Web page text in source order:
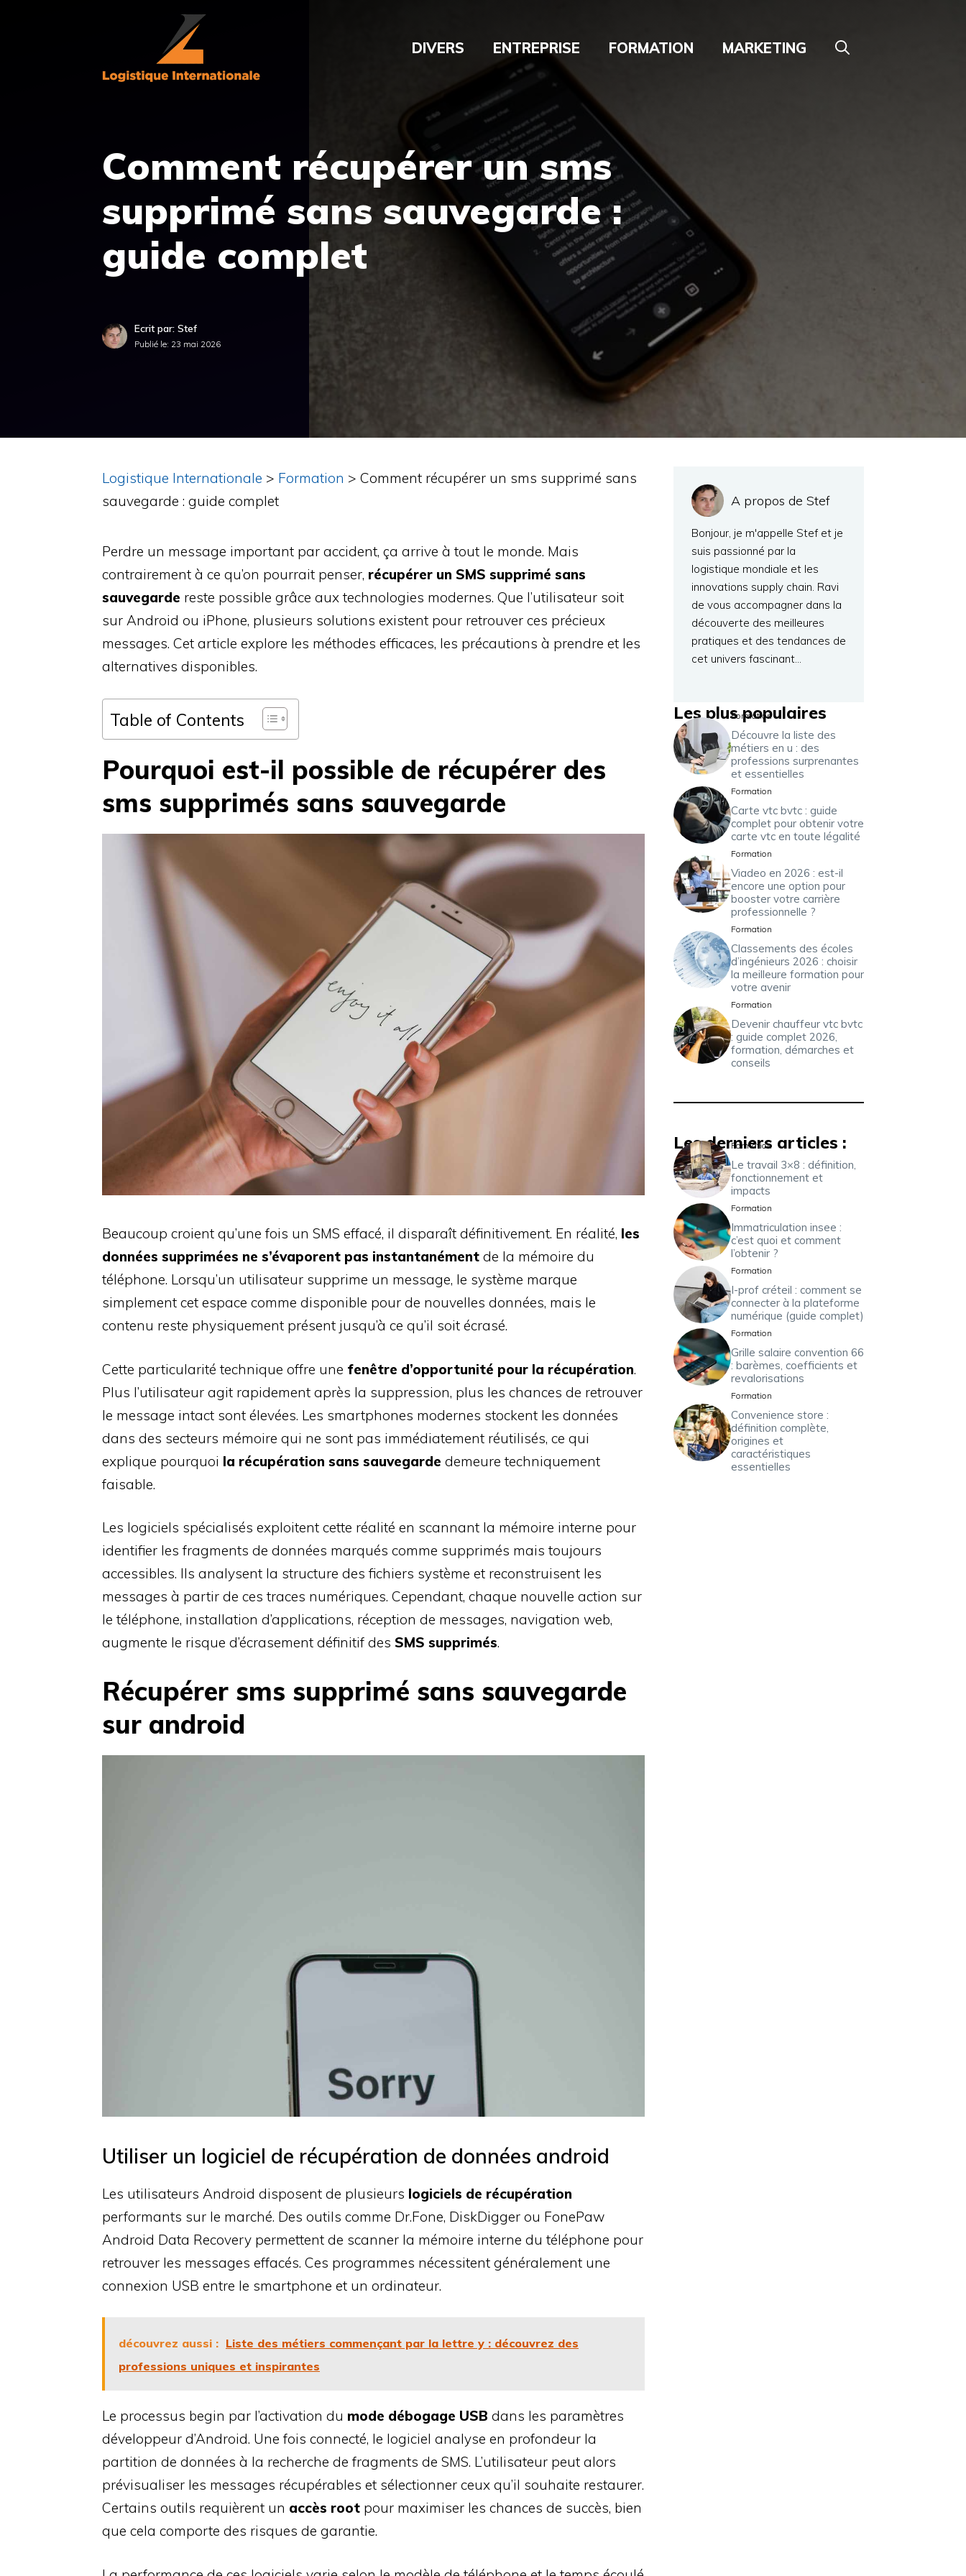
DIVERS ENTREPRISE FORMATION MARKETING
Comment récupérer un sms
supprimé sans sauvegarde :
guide complet
Ecrit par: Stef
Publié le: 23 mai 2026
Logistique Internationale > Formation > Comment récupérer un sms supprimé sans
sauvegarde : guide complet
Perdre un message important par accident, ça arrive à tout le monde. Mais
contrairement à ce qu’on pourrait penser, récupérer un SMS supprimé sans
sauvegarde reste possible grâce aux technologies modernes. Que l’utilisateur soit
sur Android ou iPhone, plusieurs solutions existent pour retrouver ces précieux
messages. Cet article explore les méthodes efficaces, les précautions à prendre et les
alternatives disponibles.
Table of Contents
Pourquoi est-il possible de récupérer des
sms supprimés sans sauvegarde
Beaucoup croient qu’une fois un SMS effacé, il disparaît définitivement. En réalité, les
données supprimées ne s’évaporent pas instantanément de la mémoire du
téléphone. Lorsqu’un utilisateur supprime un message, le système marque
simplement cet espace comme disponible pour de nouvelles données, mais le
contenu reste physiquement présent jusqu’à ce qu’il soit écrasé.
Cette particularité technique offre une fenêtre d’opportunité pour la récupération.
Plus l’utilisateur agit rapidement après la suppression, plus les chances de retrouver
le message intact sont élevées. Les smartphones modernes stockent les données
dans des secteurs mémoire qui ne sont pas immédiatement réutilisés, ce qui
explique pourquoi la récupération sans sauvegarde demeure techniquement
faisable.
Les logiciels spécialisés exploitent cette réalité en scannant la mémoire interne pour
identifier les fragments de données marqués comme supprimés mais toujours
accessibles. Ils analysent la structure des fichiers système et reconstruisent les
messages à partir de ces traces numériques. Cependant, chaque nouvelle action sur
le téléphone, installation d’applications, réception de messages, navigation web,
augmente le risque d’écrasement définitif des SMS supprimés.
Récupérer sms supprimé sans sauvegarde
sur android
Utiliser un logiciel de récupération de données android
Les utilisateurs Android disposent de plusieurs logiciels de récupération
performants sur le marché. Des outils comme Dr.Fone, DiskDigger ou FonePaw
Android Data Recovery permettent de scanner la mémoire interne du téléphone pour
retrouver les messages effacés. Ces programmes nécessitent généralement une
connexion USB entre le smartphone et un ordinateur.
découvrez aussi : Liste des métiers commençant par la lettre y : découvrez des
professions uniques et inspirantes
Le processus begin par l’activation du mode débogage USB dans les paramètres
développeur d’Android. Une fois connecté, le logiciel analyse en profondeur la
partition de données à la recherche de fragments de SMS. L’utilisateur peut alors
prévisualiser les messages récupérables et sélectionner ceux qu’il souhaite restaurer.
Certains outils requièrent un accès root pour maximiser les chances de succès, bien
que cela comporte des risques de garantie.
A propos de Stef
Bonjour, je m'appelle Stef et je
suis passionné par la
logistique mondiale et les
innovations supply chain. Ravi
de vous accompagner dans la
découverte des meilleures
pratiques et des tendances de
cet univers fascinant…
Les plus populaires
Formation
Découvre la liste des
métiers en u : des
professions surprenantes
et essentielles
Formation
Carte vtc bvtc : guide
complet pour obtenir votre
carte vtc en toute légalité
Formation
Viadeo en 2026 : est-il
encore une option pour
booster votre carrière
professionnelle ?
Formation
Classements des écoles
d’ingénieurs 2026 : choisir
la meilleure formation pour
votre avenir
Formation
Devenir chauffeur vtc bvtc
: guide complet 2026,
formation, démarches et
conseils
Les derniers articles :
Formation
Le travail 3×8 : définition,
fonctionnement et
impacts
Formation
Immatriculation insee :
c’est quoi et comment
l’obtenir ?
Formation
I-prof créteil : comment se
connecter à la plateforme
numérique (guide complet)
Formation
Grille salaire convention 66
: barèmes, coefficients et
revalorisations
Formation
Convenience store :
définition complète,
origines et
caractéristiques
essentielles